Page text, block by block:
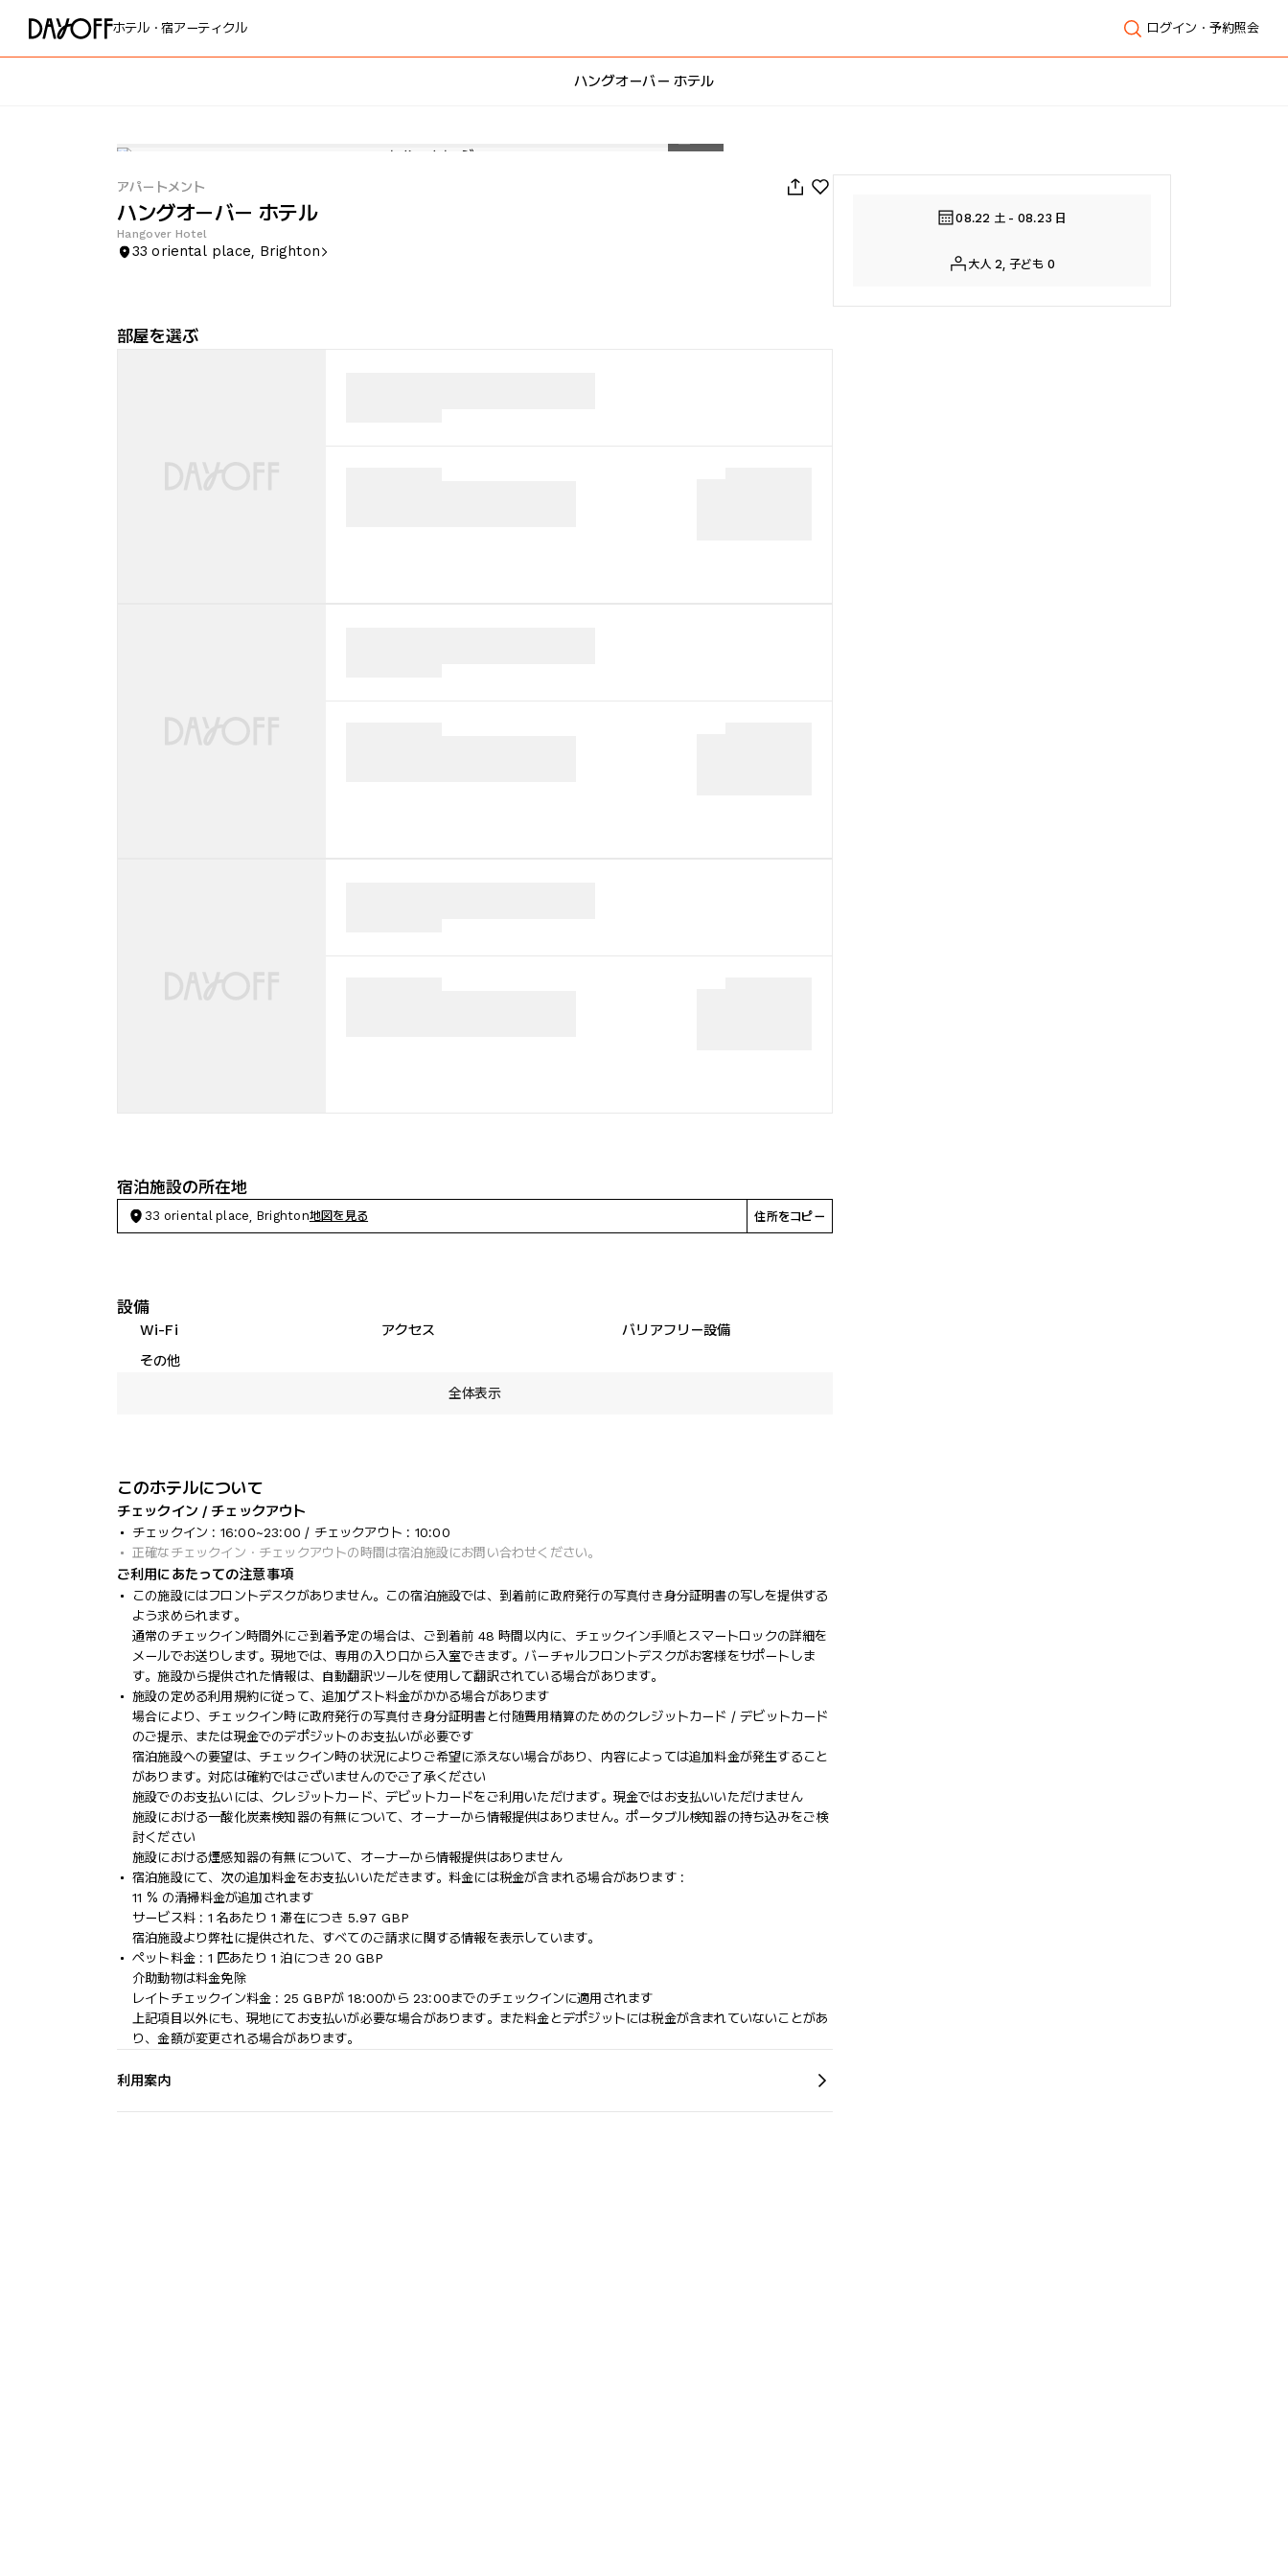
ホテル・宿アーティクル ログイン・予約照会
ハングオーバー ホテル
アパートメント
ハングオーバー ホテル
Hangover Hotel
33 oriental place, Brighton
部屋を選ぶ
宿泊施設の所在地
33 oriental place, Brighton地図を見る 住所をコピー
設備
Wi-Fi アクセス
バリアフリー設備
その他
全体表示
このホテルについて
チェックイン / チェックアウト
チェックイン : 16:00~23:00 / チェックアウト : 10:00
正確なチェックイン・チェックアウトの時間は宿泊施設にお問い合わせください。
ご利用にあたっての注意事項
この施設にはフロントデスクがありません。この宿泊施設では、到着前に政府発行の写真付き身分証明書の写しを提供する
よう求められます。
通常のチェックイン時間外にご到着予定の場合は、ご到着前 48 時間以内に、チェックイン手順とスマートロックの詳細を
メールでお送りします。現地では、専用の入り口から入室できます。バーチャルフロントデスクがお客様をサポートしま
す。施設から提供された情報は、自動翻訳ツールを使用して翻訳されている場合があります。
施設の定める利用規約に従って、追加ゲスト料金がかかる場合があります
場合により、チェックイン時に政府発行の写真付き身分証明書と付随費用精算のためのクレジットカード / デビットカード
のご提示、または現金でのデポジットのお支払いが必要です
宿泊施設への要望は、チェックイン時の状況によりご希望に添えない場合があり、内容によっては追加料金が発生すること
があります。対応は確約ではございませんのでご了承ください
施設でのお支払いには、クレジットカード、デビットカードをご利用いただけます。現金ではお支払いいただけません
施設における一酸化炭素検知器の有無について、オーナーから情報提供はありません。ポータブル検知器の持ち込みをご検
討ください
施設における煙感知器の有無について、オーナーから情報提供はありません
宿泊施設にて、次の追加料金をお支払いいただきます。料金には税金が含まれる場合があります :
11 % の清掃料金が追加されます
サービス料 : 1 名あたり 1 滞在につき 5.97 GBP
宿泊施設より弊社に提供された、すべてのご請求に関する情報を表示しています。
ペット料金 : 1 匹あたり 1 泊につき 20 GBP
介助動物は料金免除
レイトチェックイン料金 : 25 GBPが 18:00から 23:00までのチェックインに適用されます
上記項目以外にも、現地にてお支払いが必要な場合があります。また料金とデポジットには税金が含まれていないことがあ
り、金額が変更される場合があります。
利用案内
08.22 土 - 08.23 日
大人 2, 子ども 0